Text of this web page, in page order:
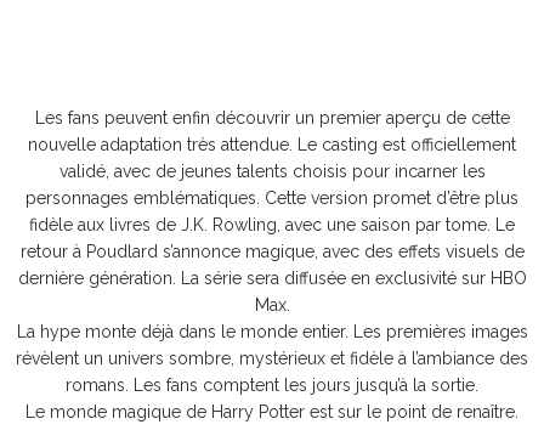
Les fans peuvent enfin découvrir un premier aperçu de cette
nouvelle adaptation très attendue. Le casting est officiellement
validé, avec de jeunes talents choisis pour incarner les
personnages emblématiques. Cette version promet d’être plus
fidèle aux livres de J.K. Rowling, avec une saison par tome. Le
retour à Poudlard s’annonce magique, avec des effets visuels de
dernière génération. La série sera diffusée en exclusivité sur HBO
Max.
La hype monte déjà dans le monde entier. Les premières images
révèlent un univers sombre, mystérieux et fidèle à l’ambiance des
romans. Les fans comptent les jours jusqu’à la sortie.
Le monde magique de Harry Potter est sur le point de renaître.